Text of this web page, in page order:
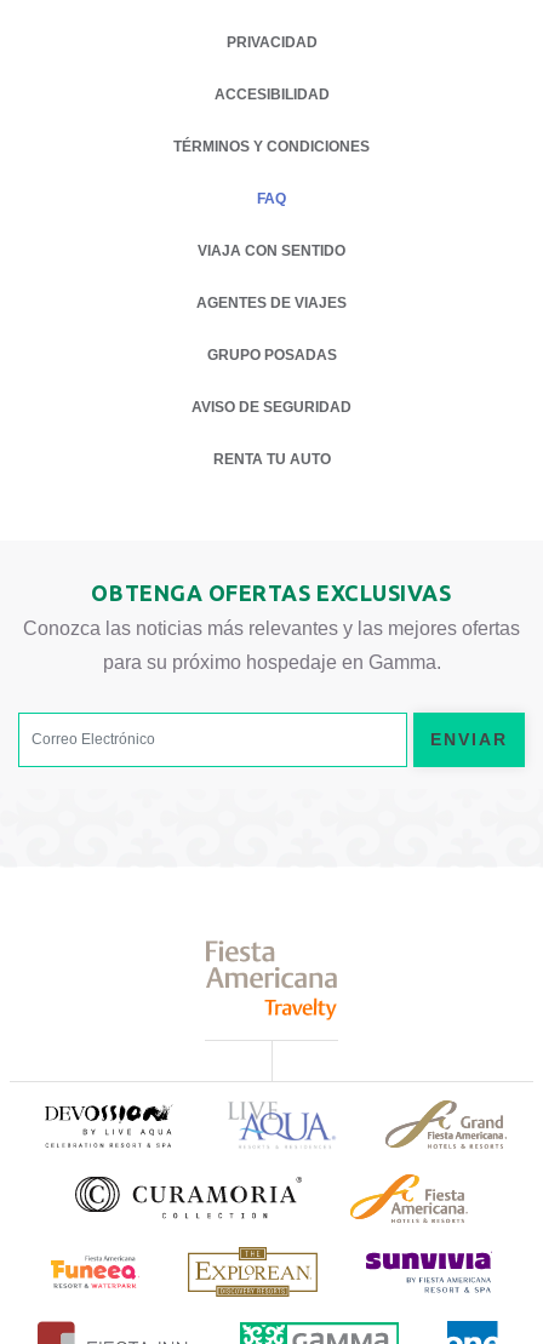
PRIVACIDAD
OPENS IN A NEW TAB.
ACCESIBILIDAD
TÉRMINOS Y CONDICIONES
FAQ
VIAJA CON SENTIDO
AGENTES DE VIAJES
OPENS IN A NEW TAB.
GRUPO POSADAS
AVISO DE SEGURIDAD
OPENS IN A NEW TAB.
RENTA TU AUTO
OPENS IN A NEW TAB.
OBTENGA OFERTAS EXCLUSIVAS
Conozca las noticias más relevantes y las mejores ofertas
para su próximo hospedaje en Gamma.
ENVIAR